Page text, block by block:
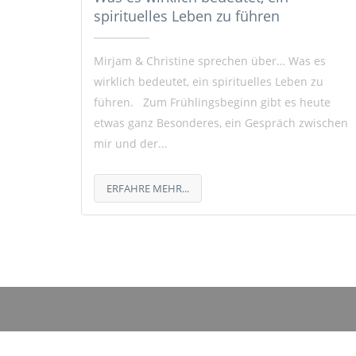
spirituelles Leben zu führen
Mirjam & Christine sprechen über… Was es
wirklich bedeutet, ein spirituelles Leben zu
führen. Zum Frühlingsbeginn gibt es heute
etwas ganz Besonderes, ein Gespräch zwischen
mir und der...
ERFAHRE MEHR...